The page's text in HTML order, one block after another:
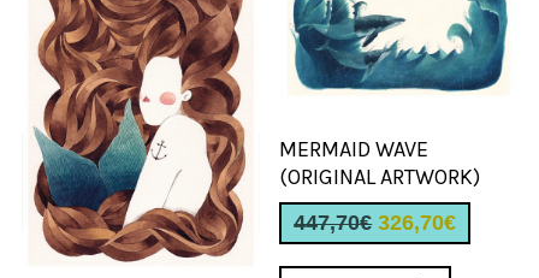
MERMAID WAVE
(ORIGINAL ARTWORK)
447,70€ El
326,70€El